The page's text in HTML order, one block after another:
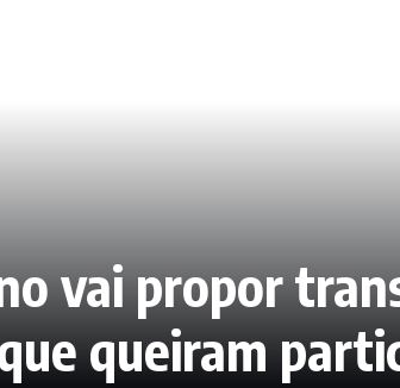
vai propor
queiram